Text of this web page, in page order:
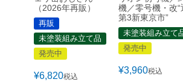
（2026年再販）
再販
未塗装組み立て品
発売中
¥6,820税込
機／零号機・改“
第3新東京市”
未塗装組み立て
発売中
¥3,960税込